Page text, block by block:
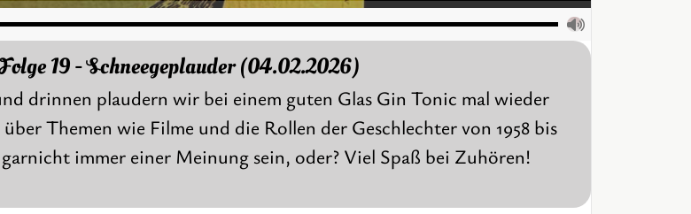
19 - Schneegeplauder (04.02.2026)
drinnen plaudern wir bei einem guten Glas Gin Tonic mal wieder
Themen wie Filme und die Rollen der Geschlechter von 1958 bis
immer einer Meinung sein, oder? Viel Spaß bei Zuhören!